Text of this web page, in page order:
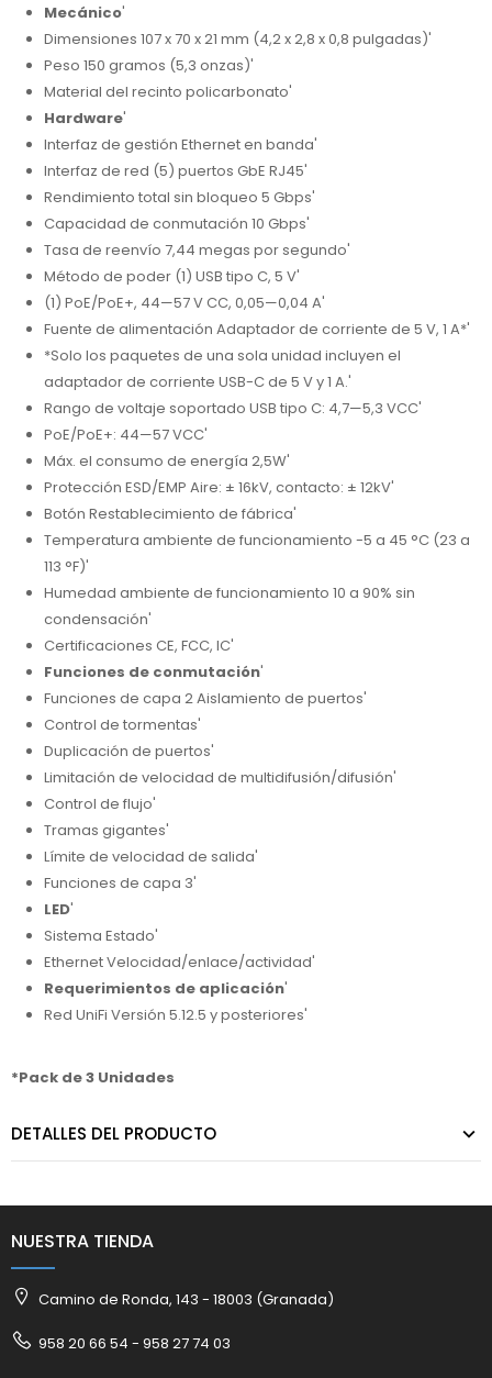
Mecánico'
Dimensiones 107 x 70 x 21 mm (4,2 x 2,8 x 0,8 pulgadas)'
Peso 150 gramos (5,3 onzas)'
Material del recinto policarbonato'
Hardware'
Interfaz de gestión Ethernet en banda'
Interfaz de red (5) puertos GbE RJ45'
Rendimiento total sin bloqueo 5 Gbps'
Capacidad de conmutación 10 Gbps'
Tasa de reenvío 7,44 megas por segundo'
Método de poder (1) USB tipo C, 5 V'
(1) PoE/PoE+, 44—57 V CC, 0,05—0,04 A'
Fuente de alimentación Adaptador de corriente de 5 V, 1 A*'
*Solo los paquetes de una sola unidad incluyen el
adaptador de corriente USB-C de 5 V y 1 A.'
Rango de voltaje soportado USB tipo C: 4,7—5,3 VCC'
PoE/PoE+: 44—57 VCC'
Máx. el consumo de energía 2,5W'
Protección ESD/EMP Aire: ± 16kV, contacto: ± 12kV'
Botón Restablecimiento de fábrica'
Temperatura ambiente de funcionamiento -5 a 45 °C (23 a
113 °F)'
Humedad ambiente de funcionamiento 10 a 90% sin
condensación'
Certificaciones CE, FCC, IC'
Funciones de conmutación'
Funciones de capa 2 Aislamiento de puertos'
Control de tormentas'
Duplicación de puertos'
Limitación de velocidad de multidifusión/difusión'
Control de flujo'
Tramas gigantes'
Límite de velocidad de salida'
Funciones de capa 3'
LED'
Sistema Estado'
Ethernet Velocidad/enlace/actividad'
Requerimientos de aplicación'
Red UniFi Versión 5.12.5 y posteriores'
*Pack de 3 Unidades
DETALLES DEL PRODUCTO
NUESTRA TIENDA
Camino de Ronda, 143 - 18003 (Granada)
958 20 66 54 - 958 27 74 03